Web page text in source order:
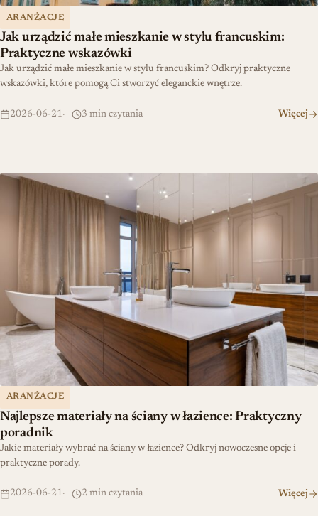
ARANŻACJE
Jak urządzić małe mieszkanie w stylu francuskim:
Praktyczne wskazówki
Jak urządzić małe mieszkanie w stylu francuskim? Odkryj praktyczne
wskazówki, które pomogą Ci stworzyć eleganckie wnętrze.
2026-06-21 3 min czytania Więcej
ARANŻACJE
Najlepsze materiały na ściany w łazience: Praktyczny
poradnik
Jakie materiały wybrać na ściany w łazience? Odkryj nowoczesne opcje i
praktyczne porady.
2026-06-21 2 min czytania Więcej
Najlepsze materiały na ściany w łazience: Praktyczny poradnik